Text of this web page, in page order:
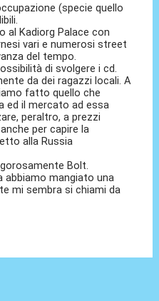
(specie quello
al Kadiorg Palace con
vari e numerosi street
del tempo.
di svolgere i cd.
da dei ragazzi locali. A
fatto quello che
ed il mercato ad essa
peraltro, a prezzi
per capire la
alla Russia
Bolt.
abbiamo mangiato una
mi sembra si chiami da